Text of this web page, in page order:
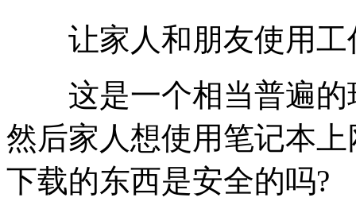
让家人和朋友使用工
这是一个相当普遍的
然后家人想使用笔记本
下载的东西是安全的吗?